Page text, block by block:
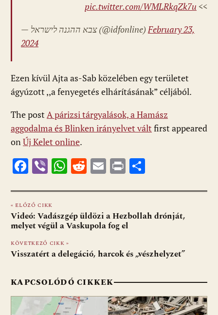
>>
pic.twitter.com/WMLRkqZk7u
— צבא ההגנה לישראל (@idfonline)February 23,
2024
Ezen kívül Ajta as-Sab közelében egy területet
ágyúzott ,,a fenyegetés elhárításának” céljából.
The post A párizsi tárgyalások, a Hamász
aggodalma és Blinken irányelvet vált first appeared
onÚj Kelet online.
F
e
b
o
o
k
Vi
er
W
at
s
A
p
p
R
d
di
t
E
ai
l
Pr
t za
m
« ELŐZŐ CIKK
Videó: Vadászgép üldözi a Hezbollah drónját,
melyet végül a Vaskupola fog el
KÖVETKEZŐ CIKK »
Visszatért a delegáció, harcok és „vészhelyzet”
KAPCSOLÓDÓ CIKKEK